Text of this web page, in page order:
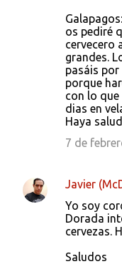
os pediré
cervecero
grandes.
pasáis
porque
con lo
dias en
Haya salud
7 de
Javier
Yo soy
Dorada
cervezas.
Saludos